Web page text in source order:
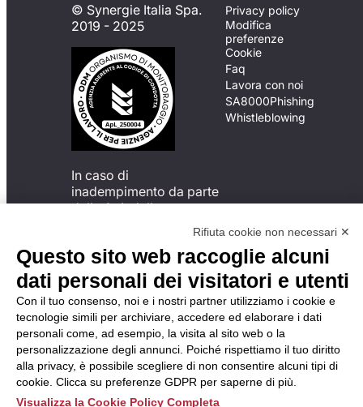
© Synergie Italia Spa.
2019 - 2025
In caso di
inadempimento da parte
della ApL delle
del Codice di Condotta, è
possibile presentare un
reclamo
all’Organismo di
Monitoraggio utilizzando
una delle modalità
descritte al seguente
indirizzo web
https://odm-
agenzielavoro.it/reclami/.
Privacy policy
Modifica
preferenze
Cookie
Faq
Lavora con noi
SA8000Phishing
Whistleblowing
Rifiuta cookie non necessari ✕
Questo sito web raccoglie alcuni
dati personali dei visitatori e utenti
Con il tuo consenso, noi e i nostri partner utilizziamo i cookie e
tecnologie simili per archiviare, accedere ed elaborare i dati
personali come, ad esempio, la visita al sito web o la
personalizzazione degli annunci. Poiché rispettiamo il tuo diritto
alla privacy, è possibile scegliere di non consentire alcuni tipi di
cookie. Clicca su preferenze GDPR per saperne di più.
Visualizza la Cookie Policy Completa